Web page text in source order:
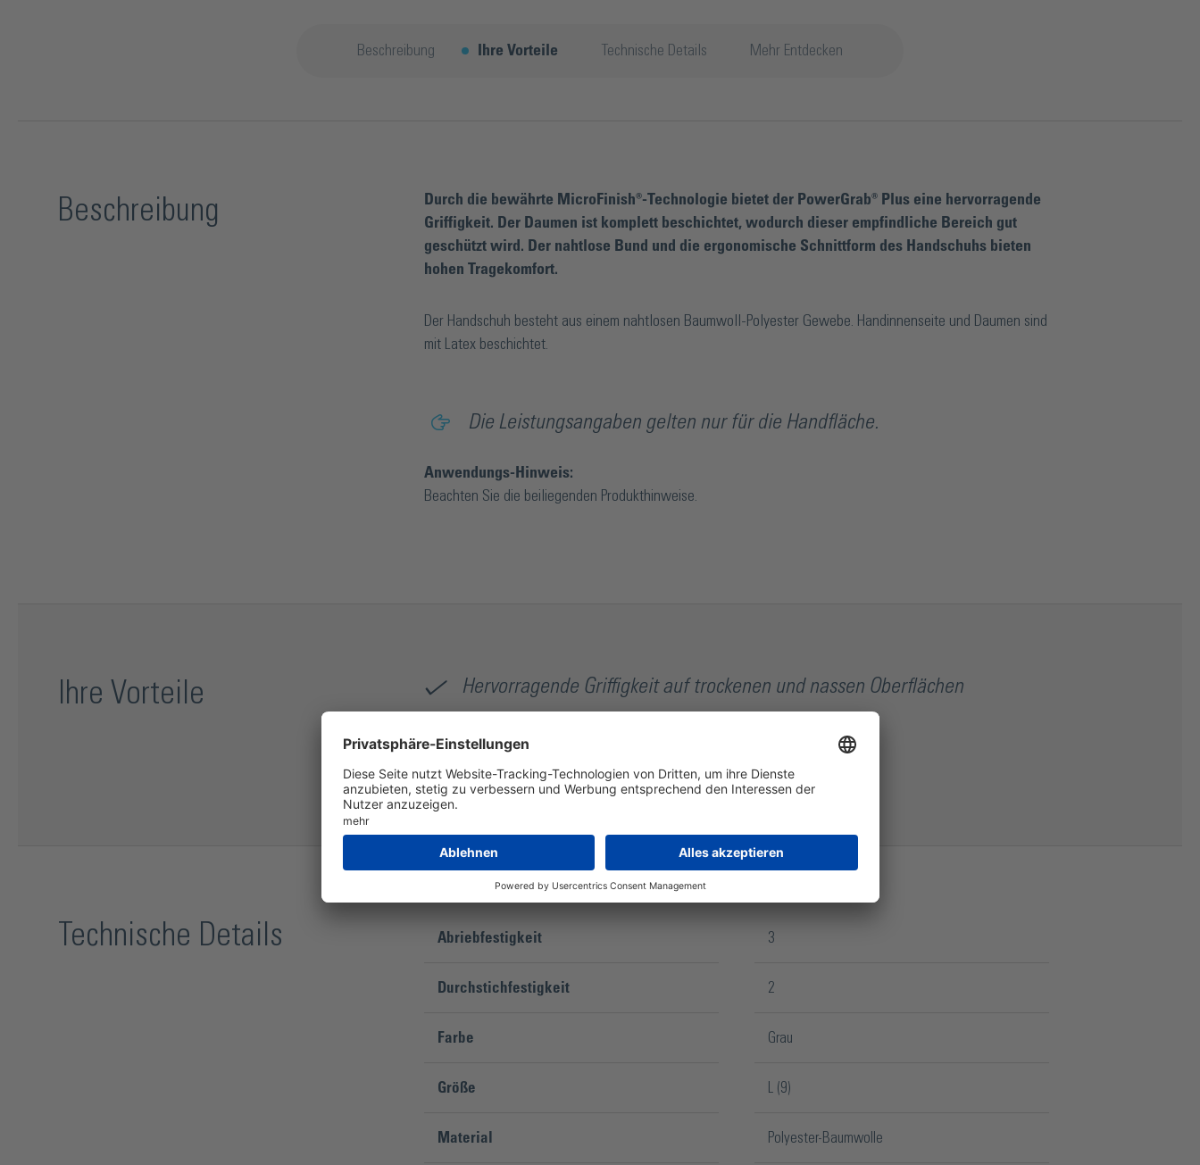
Beschreibung Ihre Vorteile Technische Details Mehr Entdecken
Beschreibung
Durch die bewährte MicroFinish®-Technologie bietet der PowerGrab® Plus eine hervorragende
Griffigkeit. Der Daumen ist komplett beschichtet, wodurch dieser empfindliche Bereich gut
geschützt wird. Der nahtlose Bund und die ergonomische Schnittform des Handschuhs bieten
hohen Tragekomfort.
Der Handschuh besteht aus einem nahtlosen Baumwoll-Polyester Gewebe. Handinnenseite und Daumen sind
mit Latex beschichtet.
Die Leistungsangaben gelten nur für die Handfläche.
Anwendungs-Hinweis:
Beachten Sie die beiliegenden Produkthinweise.
Ihre Vorteile Hervorragende Griffigkeit auf trockenen und nassen Oberflächen
Hoher Tragekomfort
Technische Details Abriebfestigkeit 3
Durchstichfestigkeit 2
Farbe Grau
Größe L (9)
Material Polyester-Baumwolle